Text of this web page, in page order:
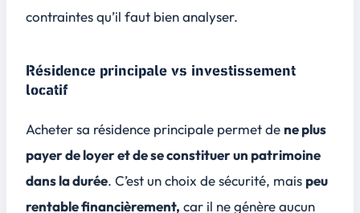
contraintes qu’il faut bien analyser.
Résidence principale vs investissement
locatif
Acheter sa résidence principale permet de ne plus
payer de loyer et de se constituer un patrimoine
dans la durée. C’est un choix de sécurité, mais peu
rentable financièrement, car il ne génère aucun